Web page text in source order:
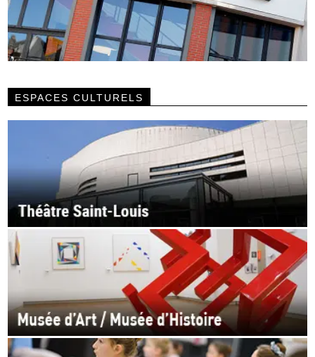
ESPACES CULTURELS